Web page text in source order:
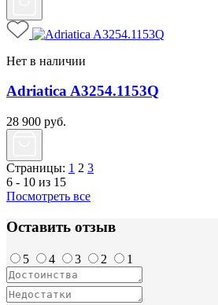
Нет в наличии
Adriatica A3254.1153Q
28 900 руб.
Страницы: 1 2 3
6 - 10 из 15
Посмотреть все
Оставить отзыв
5 4 3 2 1